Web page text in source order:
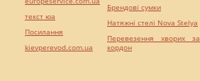
текст юа
Посилання
kievperevod.com.ua
Брендові сумки
Натяжні стелі Nova Stelya
Перевезення хворих за
кордон